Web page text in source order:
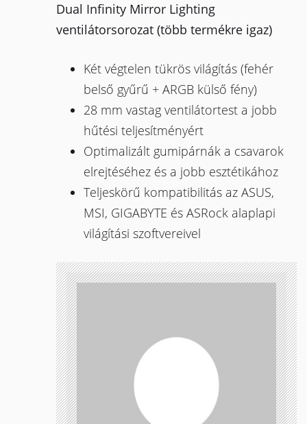
Dual Infinity Mirror Lighting
ventilátorsorozat (több termékre igaz)
Két végtelen tükrös világítás (fehér
belső gyűrű + ARGB külső fény)
28 mm vastag ventilátortest a jobb
hűtési teljesítményért
Optimalizált gumipárnák a csavarok
elrejtéséhez és a jobb esztétikához
Teljeskörű kompatibilitás az ASUS,
MSI, GIGABYTE és ASRock alaplapi
világítási szoftvereivel